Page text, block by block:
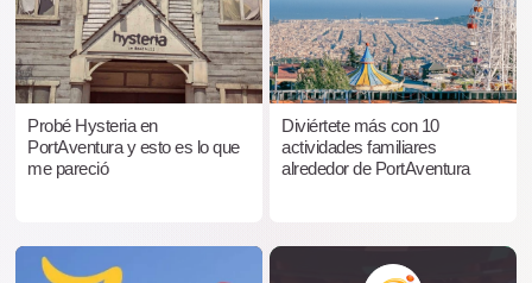
Probé Hysteria en
PortAventura y esto es lo que
me pareció
Diviértete más con 10
actividades familiares
alrededor de PortAventura